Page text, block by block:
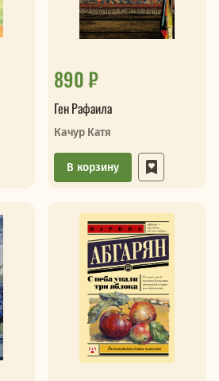
890 ₽
Ген Рафаила
Качур Катя
В корзину